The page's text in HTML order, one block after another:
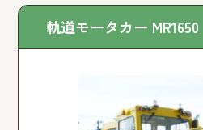
軌道モータカー MR1650